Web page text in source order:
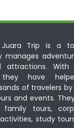
Juara Trip is a
manages
attractions. With
they have
of travelers
and events.
family tours,
study